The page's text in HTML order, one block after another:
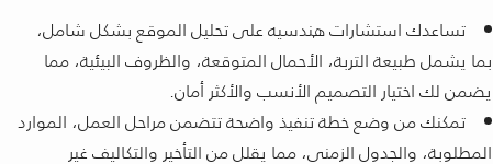
تساعدك استشارات هندسيه على تحليل الموقع بشكل شامل،
بما يشمل طبيعة التربة، الأحمال المتوقعة، والظروف البيئية، مما
يضمن لك اختيار التصميم الأنسب والأكثر أمان.
تمكنك من وضع خطة تنفيذ واضحة تتضمن مراحل العمل، الموارد
المطلوبة، والجدول الزمني، مما يقلل من التأخير والتكاليف غير